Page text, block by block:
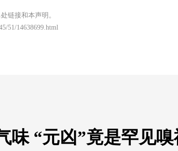
链接和本声明。
51/14638699.html
味 “元凶”竟是罕见